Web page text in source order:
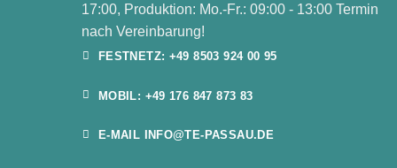
17:00, Produktion: Mo.-Fr.: 09:00 - 13:00 Termin
nach Vereinbarung!
FESTNETZ: +49 8503 924 00 95
MOBIL: +49 176 847 873 83
E-MAIL INFO@TE-PASSAU.DE